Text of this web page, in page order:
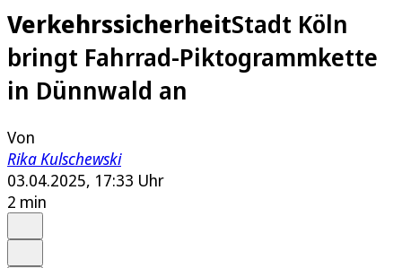
VerkehrssicherheitStadt Köln
bringt Fahrrad-Piktogrammkette
in Dünnwald an
Von
Rika Kulschewski
03.04.2025, 17:33 Uhr
2 min